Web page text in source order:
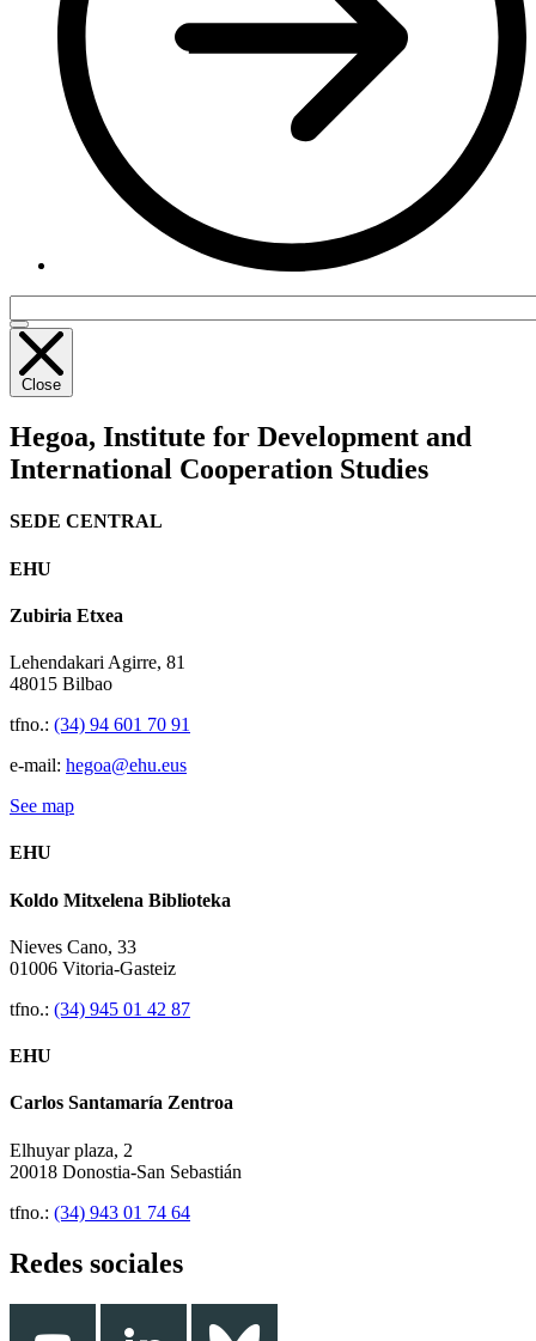
Close
Hegoa, Institute for Development and
International Cooperation Studies
SEDE CENTRAL
EHU
Zubiria Etxea
Lehendakari Agirre, 81
48015 Bilbao
tfno.: (34) 94 601 70 91
e-mail: hegoa@ehu.eus
See map
EHU
Koldo Mitxelena Biblioteka
Nieves Cano, 33
01006 Vitoria-Gasteiz
tfno.: (34) 945 01 42 87
EHU
Carlos Santamaría Zentroa
Elhuyar plaza, 2
20018 Donostia-San Sebastián
tfno.: (34) 943 01 74 64
Redes sociales